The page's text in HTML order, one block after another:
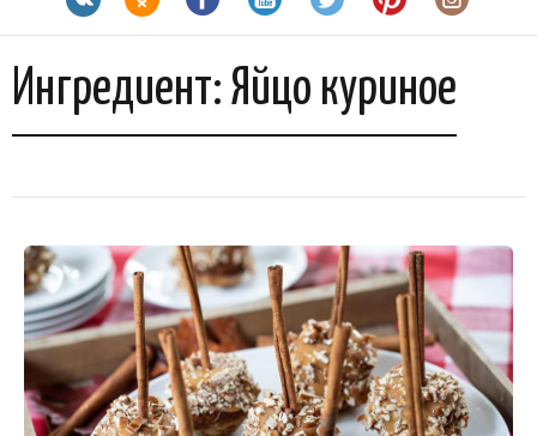
Ингредиент: Яйцо куриное